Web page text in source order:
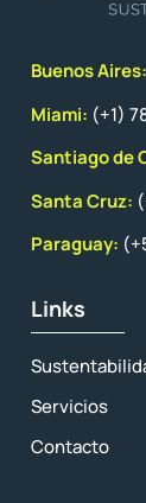
Buenos Aires:
Miami: (+1)
Santiago de
Santa Cruz:
Paraguay:
Links
Servicios
Contacto